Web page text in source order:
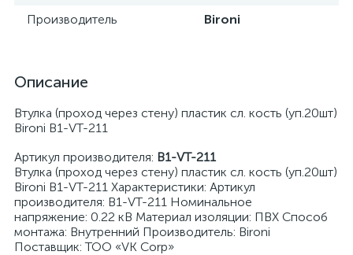
Производитель
Bironi
Описание
Втулка (проход через стену) пластик сл. кость (уп.20шт)
Bironi B1-VT-211
Артикул производителя: B1-VT-211
Втулка (проход через стену) пластик сл. кость (уп.20шт)
Bironi B1-VT-211 Характеристики: Артикул
производителя: B1-VT-211 Номинальное
напряжение: 0.22 кВ Материал изоляции: ПВХ Способ
монтажа: Внутренний Производитель: Bironi
Поставщик: ТОО «VK Corp»